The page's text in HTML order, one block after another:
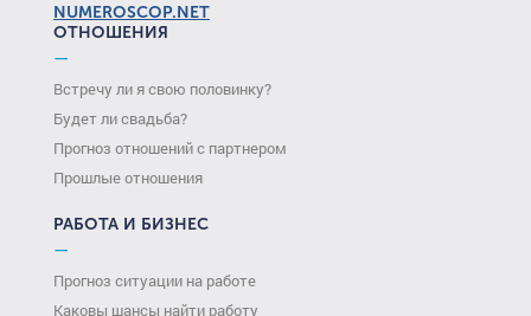
NUMEROSCOP.NET
ОТНОШЕНИЯ
—
Встречу ли я свою половинку?
Будет ли свадьба?
Прогноз отношений с партнером
Прошлые отношения
РАБОТА И БИЗНЕС
—
Прогноз ситуации на работе
Каковы шансы найти работу